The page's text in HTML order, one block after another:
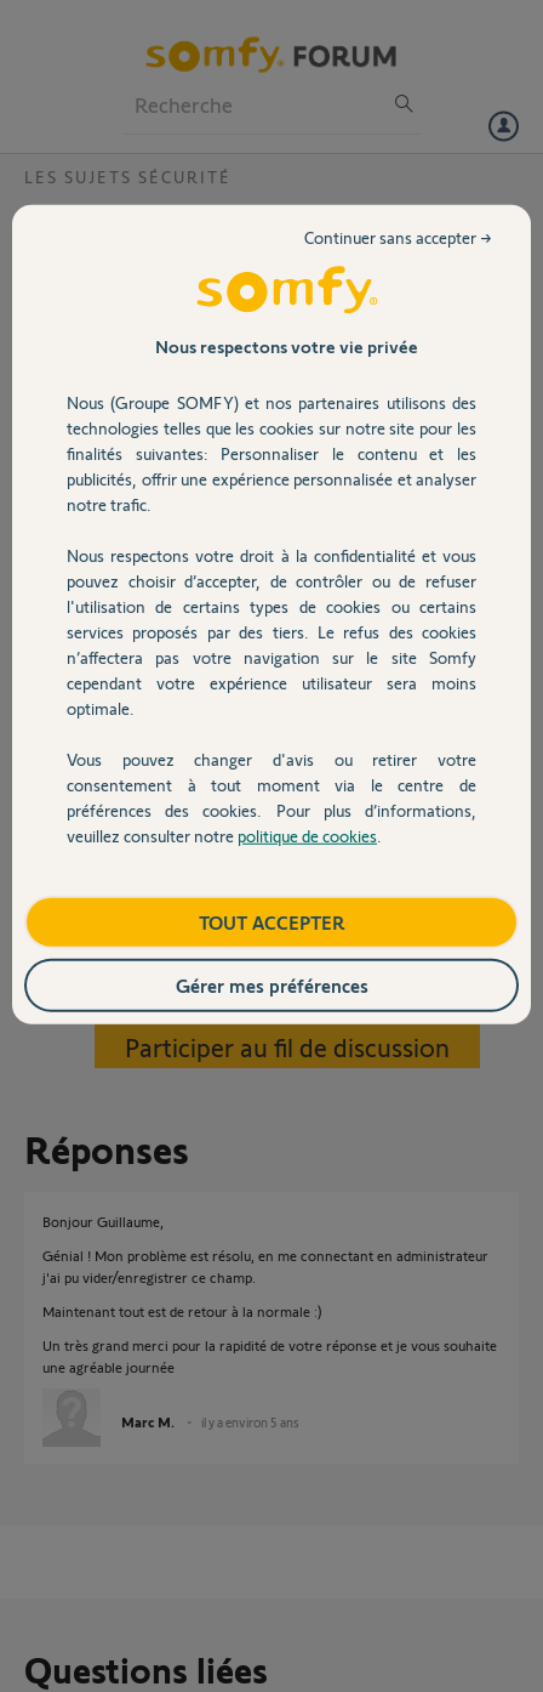
Volet
Sécurité
Domotique
Chauffage
Autres produits
Devis avec un pro
Contact
LES SUJETS SÉCURITÉ
Alarme PROTEXIOM 600 - interface web
Bonjour !
Je viens d'emménager dans une maison, et
le modèle/configuration du système
précédent propriétaire.
Après quelques recherches il semblerait que
cela soit le modèle PROTEXIOM 600.
configuration par ordinateur, l'interface web
du module IP semble cassée car il fait appel à
des fichiers manquants (stockés sur les
serveurs web Somfy), donc l'interface est inutilisable (pas de menu):
capture1: interface "cassée"
capture2: fichiers 404 (manquants) sur le serveur Somfy (outils
développeurs Firefox)
Comment puis-je faire pour paramétrer cette alarme?
bien cordialement
il y a environ 5 ans
Participer au fil de discussion
Réponses
Bonjour Guillaume,
Génial ! Mon problème est résolu, en me connectant en administrateur
j'ai pu vider/enregistrer ce champ.
Maintenant tout est de retour à la normale :)
Un très grand merci pour la rapidité de votre réponse et je vous souhaite
une agréable journée
Marc M. il y a environ 5 ans
Questions liées
Nous respectons votre vie privée
Nous (Groupe SOMFY) et nos partenaires utilisons des
technologies telles que les cookies sur notre site pour les
finalités suivantes: Personnaliser le contenu et les
publicités, offrir une expérience personnalisée et analyser
notre trafic.
Nous respectons votre droit à la confidentialité et vous
pouvez choisir d’accepter, de contrôler ou de refuser
l'utilisation de certains types de cookies ou certains
services proposés par des tiers. Le refus des cookies
n’affectera pas votre navigation sur le site Somfy
cependant votre expérience utilisateur sera moins
optimale.
Vous pouvez changer d'avis ou retirer votre
consentement à tout moment via le centre de
préférences des cookies. Pour plus d’informations,
veuillez consulter notre politique de cookies
Continuer sans accepter →
TOUT ACCEPTER
Gérer mes préférences